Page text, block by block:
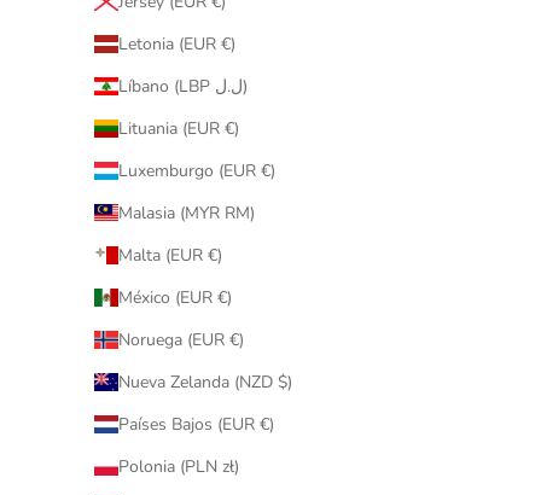
Letonia (EUR €)
Líbano (LBP ل.ل)
Lituania (EUR €)
Luxemburgo (EUR €)
Malasia (MYR RM)
Malta (EUR €)
México (EUR €)
Noruega (EUR €)
Nueva Zelanda (NZD $)
Países Bajos (EUR €)
Polonia (PLN zł)